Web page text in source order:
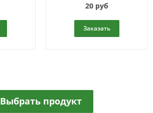
20 руб
Заказать
Выбрать продукт